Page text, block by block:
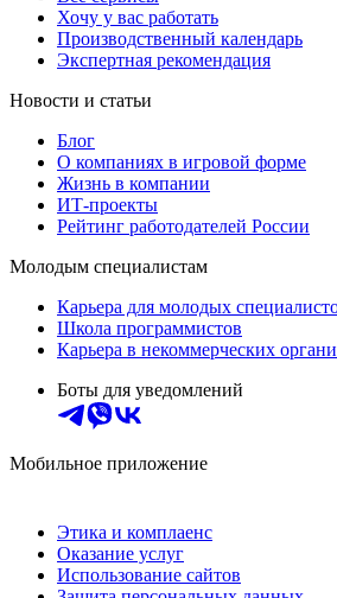
Хочу у вас работать
Производственный календарь
Экспертная рекомендация
Новости и статьи
Блог
О компаниях в игровой форме
Жизнь в компании
ИТ-проекты
Рейтинг работодателей России
Молодым специалистам
Карьера для молодых
Школа программистов
Карьера в некоммерческих
Боты для уведомлений
Мобильное приложение
Этика и комплаенс
Оказание услуг
Использование сайтов